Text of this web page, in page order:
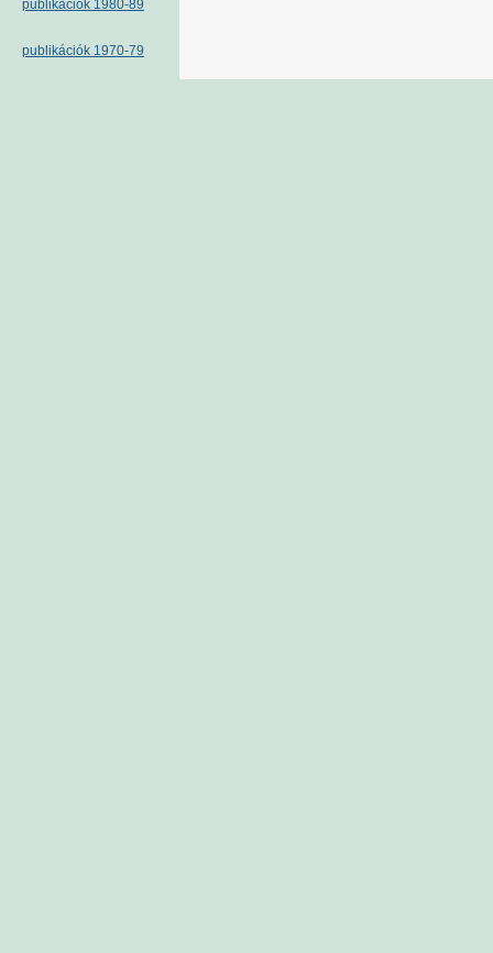
publikációk 1980-89
publikációk 1970-79